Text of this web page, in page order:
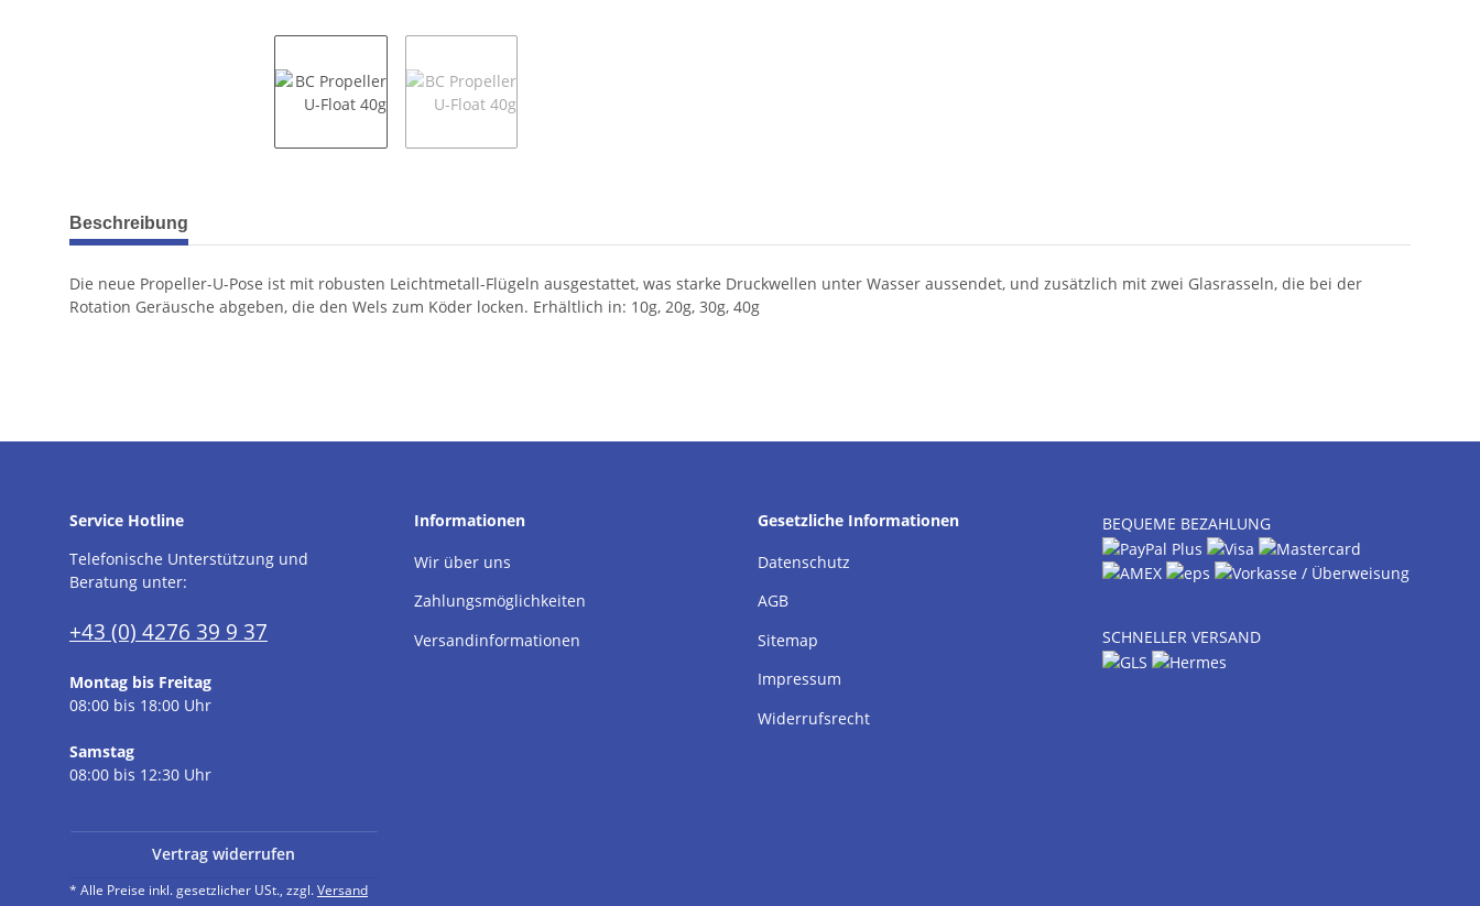
weitere Registerkarten anzeigen
Beschreibung
Die neue Propeller-U-Pose ist mit robusten Leichtmetall-Flügeln ausgestattet, was starke Druckwellen unter Wasser aussendet, und zusätzlich mit zwei Glasrasseln, die bei der
Rotation Geräusche abgeben, die den Wels zum Köder locken. Erhältlich in: 10g, 20g, 30g, 40g
Service Hotline
Telefonische Unterstützung und
Beratung unter:
+43 (0) 4276 39 9 37
Montag bis Freitag
08:00 bis 18:00 Uhr
Samstag
08:00 bis 12:30 Uhr
Informationen
Wir über uns
Zahlungsmöglichkeiten
Versandinformationen
Gesetzliche Informationen
Datenschutz
AGB
Sitemap
Impressum
Widerrufsrecht
BEQUEME BEZAHLUNG
SCHNELLER VERSAND
Vertrag widerrufen
* Alle Preise inkl. gesetzlicher USt., zzgl.Versand